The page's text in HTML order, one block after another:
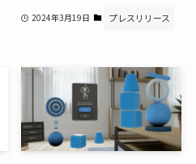
2024年3月19日 プレスリリース